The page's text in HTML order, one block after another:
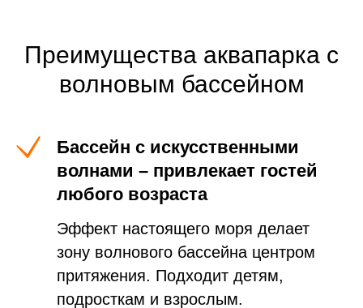
Преимущества аквапарка с
волновым бассейном
Бассейн с искусственными
волнами – привлекает гостей
любого возраста
Эффект настоящего моря делает
зону волнового бассейна центром
притяжения. Подходит детям,
подросткам и взрослым.